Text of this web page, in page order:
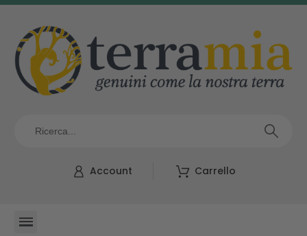
Account Carrello